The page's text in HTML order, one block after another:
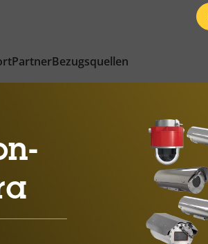
PartnerBezugsquellen